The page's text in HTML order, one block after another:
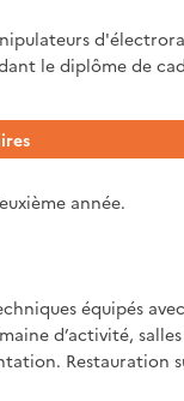
le diplôme de
année.
équipés
d’activité,
Restauration